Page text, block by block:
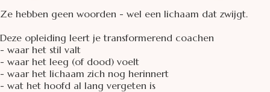
Ze hebben geen woorden - wel een lichaam dat zwijgt.
Deze opleiding leert je transformerend coachen
- waar het stil valt
- waar het leeg (of dood) voelt
- waar het lichaam zich nog herinnert
- wat het hoofd al lang vergeten is